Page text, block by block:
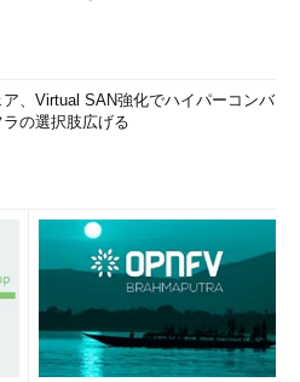
ア、Virtual SAN強化でハイパーコンバ
の選択肢広げる